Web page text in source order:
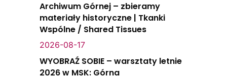
Archiwum Górnej – zbieramy
materiały historyczne | Tkanki
Wspólne / Shared Tissues
2026-08-17
WYOBRAŹ SOBIE – warsztaty letnie
2026 w MSK: Górna